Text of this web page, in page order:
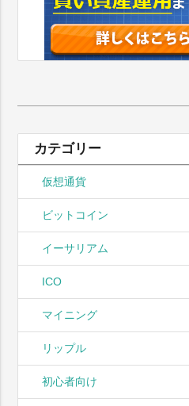
索:
カテゴリー
仮想通貨
ビットコイン
イーサリアム
ICO
マイニング
リップル
初心者向け